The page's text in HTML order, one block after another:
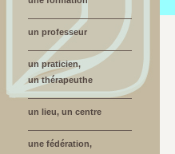
un professeur
un praticien,
un thérapeuthe
un lieu, un centre
une fédération,